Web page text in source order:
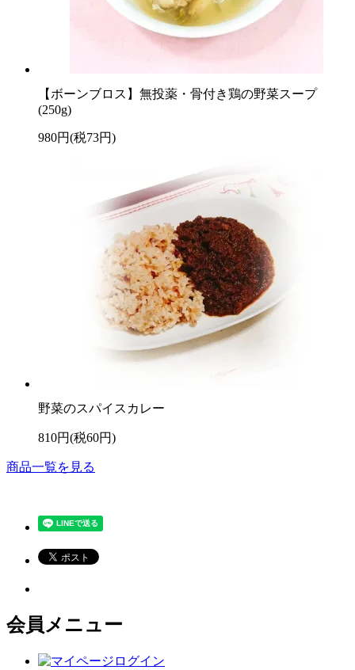
【ボーンブロス】無投薬・骨付き鶏の野菜スープ
(250g)
980円(税73円)
野菜のスパイスカレー
810円(税60円)
商品一覧を見る
会員メニュー
ログイン